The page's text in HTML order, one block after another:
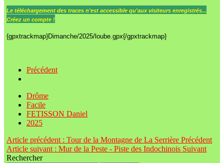
Le téléchargement des traces n'est accessible qu'aux visiteurs enregistrés...
Créez un compte !
{gpxtrackmap}Dimanche/2025/loube.gpx{/gpxtrackmap}
Précédent
Drôme
Facile
FETISSON Daniel
2025
Article précédent : Tour de la Montagne de La Serrière Précédent
Article suivant : Mur de la Peste - Piste des Indochinois Suivant
Rechercher